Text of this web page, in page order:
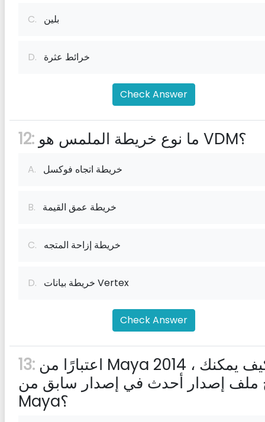
C. بلين
D. خرائط عثرة
Check Answer
12: ما نوع خريطة الملمس هو VDM؟
A. خريطة اتجاه فوكسل
B. خريطة عمق القيمة
C. خريطة إزاحة المتجه
D. خريطة بيانات Vertex
Check Answer
13:
ملف إصدار أحدث في إصدار سابق من
Maya؟